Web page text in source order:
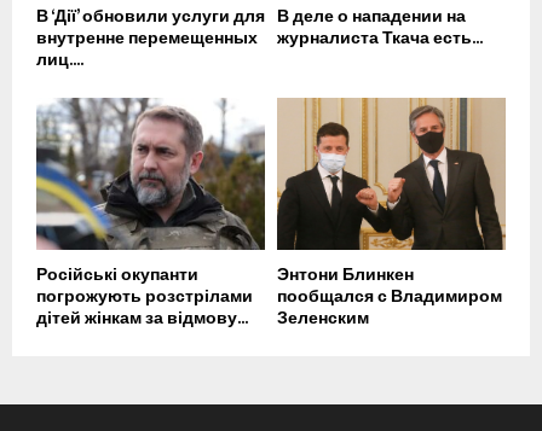
В ‘Дії’ обновили услуги для
внутренне перемещенных
лиц....
В деле о нападении на
журналиста Ткача есть...
Російські окупанти
погрожують розстрілами
дітей жінкам за відмову...
Энтони Блинкен
пообщался с Владимиром
Зеленским